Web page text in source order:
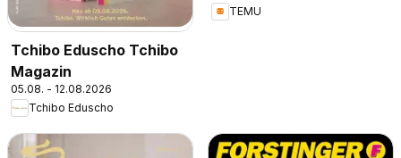
Tchibo Eduscho Tchibo
Magazin
05.08. - 12.08.2026
Tchibo Eduscho
TEMU